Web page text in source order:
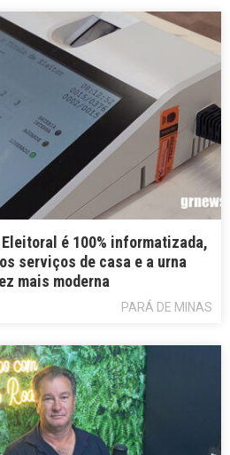
Eleitoral é 100% informatizada,
serviços de casa e a urna
mais moderna
PARÁ DE MINAS